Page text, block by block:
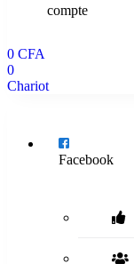
compte
0 CFA
0
Chariot
Facebook